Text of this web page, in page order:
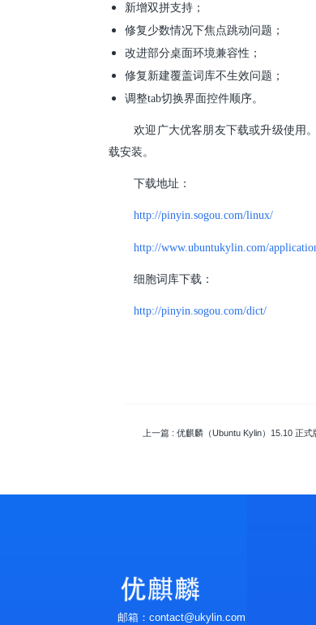
新增双拼支持；
修复少数情况下焦点跳动问题；
改进部分桌面环境兼容性；
修复新建覆盖词库不生效问题；
调整tab切换界面控件顺序。
欢迎广大优客朋友下载或升级使用
载安装。
下载地址：
http://pinyin.sogou.com/linux/
http://www.ubuntukylin.com/
细胞词库下载：
http://pinyin.sogou.com/dict/
上一篇 : 优麒麟（Ubuntu Kylin）15.10 正式
邮箱：contact@ukylin.com